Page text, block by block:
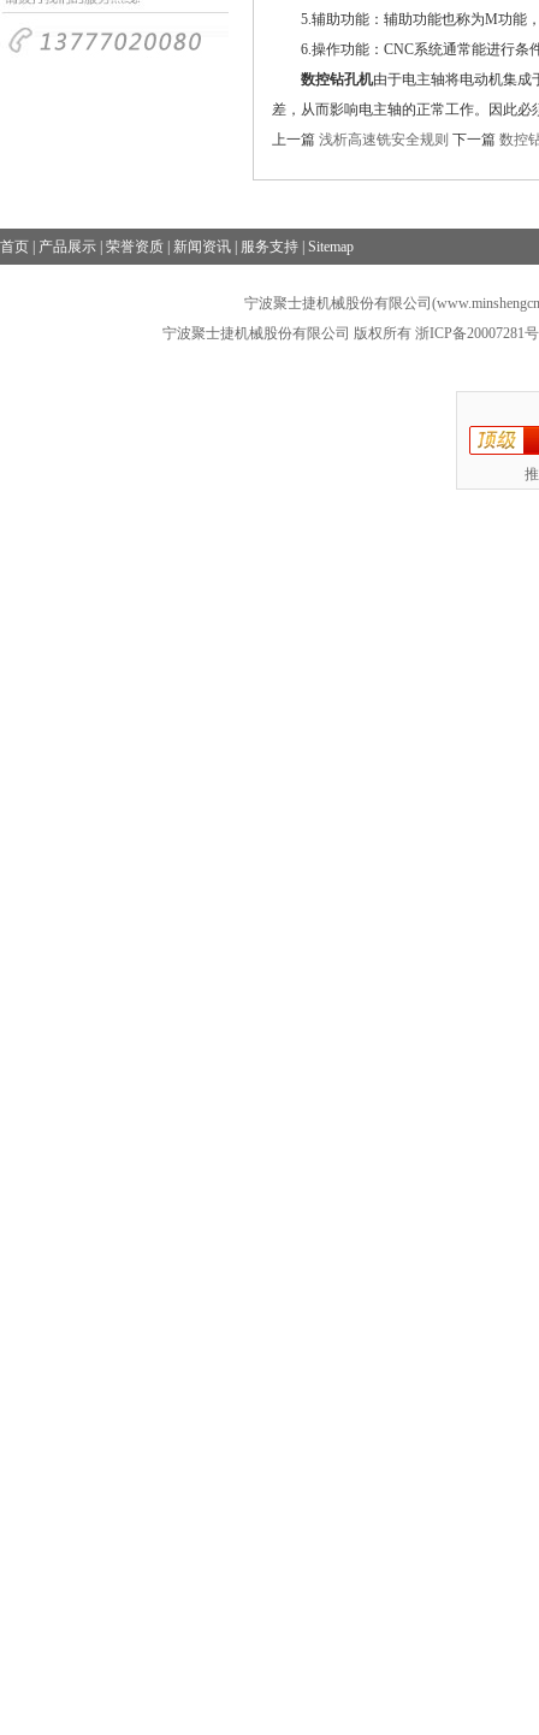
5.辅助功能：辅助功能也称为M功能，
6.操作功能：CNC系统通常能进行条
数控钻孔机由于电主轴将电动机集成
差，从而影响电主轴的正常工作。因此
上一篇 浅析高速铣安全规则 下一篇 数控
首页 产品展示 荣誉资质 新闻资讯 服务支持 Sitemap
宁波聚士捷机械股份有限公司
宁波聚士捷机械股份有限公司 版权所有 浙ICP备20007281